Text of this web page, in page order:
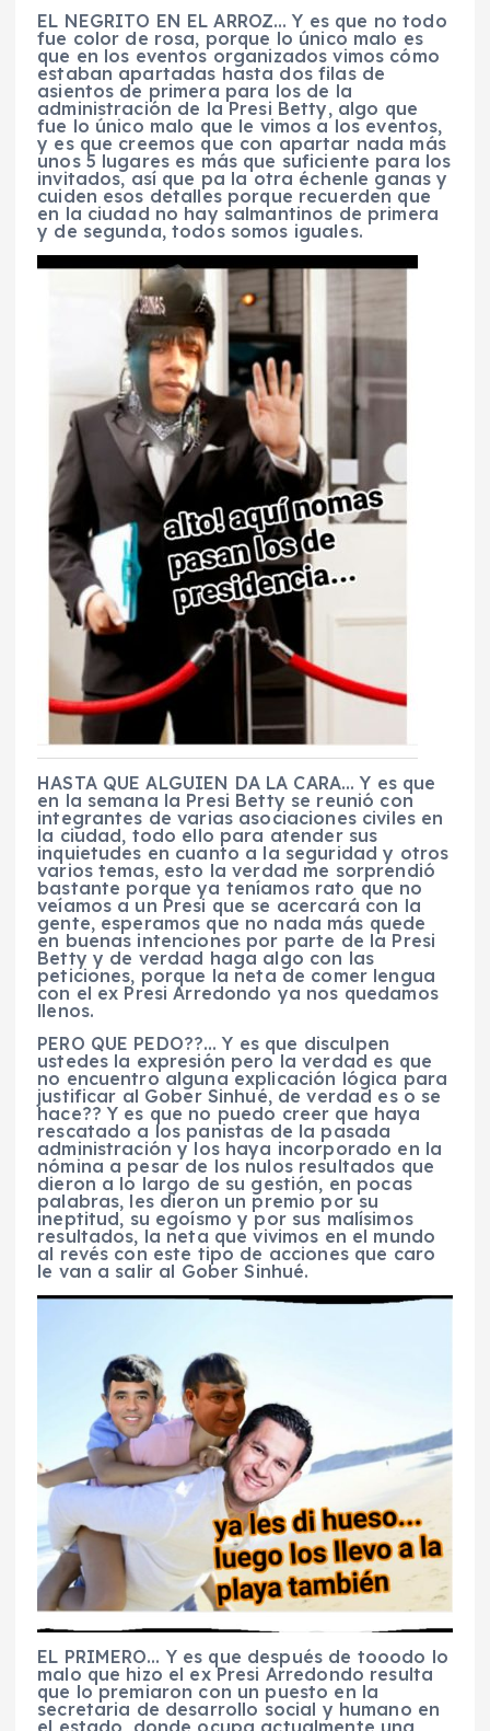
EL NEGRITO EN EL ARROZ… Y es que no todo
fue color de rosa, porque lo único malo es
que en los eventos organizados vimos cómo
estaban apartadas hasta dos filas de
asientos de primera para los de la
administración de la Presi Betty, algo que
fue lo único malo que le vimos a los eventos,
y es que creemos que con apartar nada más
unos 5 lugares es más que suficiente para los
invitados, así que pa la otra échenle ganas y
cuiden esos detalles porque recuerden que
en la ciudad no hay salmantinos de primera
y de segunda, todos somos iguales.
HASTA QUE ALGUIEN DA LA CARA… Y es que
en la semana la Presi Betty se reunió con
integrantes de varias asociaciones civiles en
la ciudad, todo ello para atender sus
inquietudes en cuanto a la seguridad y otros
varios temas, esto la verdad me sorprendió
bastante porque ya teníamos rato que no
veíamos a un Presi que se acercará con la
gente, esperamos que no nada más quede
en buenas intenciones por parte de la Presi
Betty y de verdad haga algo con las
peticiones, porque la neta de comer lengua
con el ex Presi Arredondo ya nos quedamos
llenos.
PERO QUE PEDO??… Y es que disculpen
ustedes la expresión pero la verdad es que
no encuentro alguna explicación lógica para
justificar al Gober Sinhué, de verdad es o se
hace?? Y es que no puedo creer que haya
rescatado a los panistas de la pasada
administración y los haya incorporado en la
nómina a pesar de los nulos resultados que
dieron a lo largo de su gestión, en pocas
palabras, les dieron un premio por su
ineptitud, su egoísmo y por sus malísimos
resultados, la neta que vivimos en el mundo
al revés con este tipo de acciones que caro
le van a salir al Gober Sinhué.
EL PRIMERO… Y es que después de tooodo lo
malo que hizo el ex Presi Arredondo resulta
que lo premiaron con un puesto en la
secretaria de desarrollo social y humano en
el estado, donde ocupa actualmente una